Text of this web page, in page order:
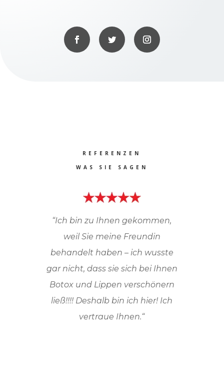
REFERENZEN
WAS SIE SAGEN
“Ich bin zu Ihnen gekommen,
weil Sie meine Freundin
behandelt haben – ich wusste
gar nicht, dass sie sich bei Ihnen
Botox und Lippen verschönern
ließ!!!! Deshalb bin ich hier! Ich
vertraue Ihnen.“